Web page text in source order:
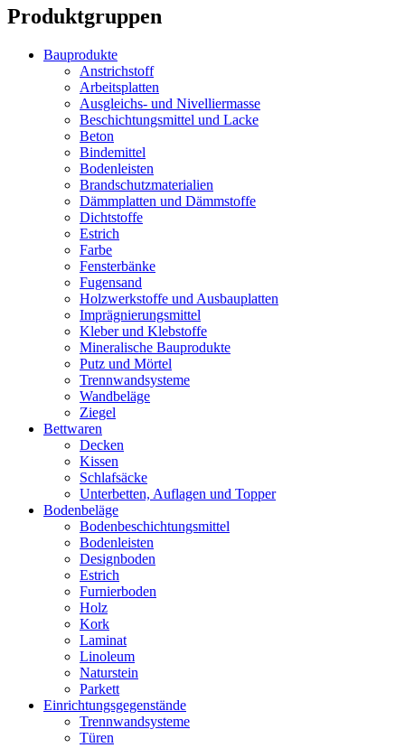
Produktgruppen
Bauprodukte
Anstrichstoff
Arbeitsplatten
Ausgleichs- und Nivelliermasse
Beschichtungsmittel und Lacke
Beton
Bindemittel
Bodenleisten
Brandschutzmaterialien
Dämmplatten und Dämmstoffe
Dichtstoffe
Estrich
Farbe
Fensterbänke
Fugensand
Holzwerkstoffe und Ausbauplatten
Imprägnierungsmittel
Kleber und Klebstoffe
Mineralische Bauprodukte
Putz und Mörtel
Trennwandsysteme
Wandbeläge
Ziegel
Bettwaren
Decken
Kissen
Schlafsäcke
Unterbetten, Auflagen und Topper
Bodenbeläge
Bodenbeschichtungsmittel
Bodenleisten
Designboden
Estrich
Furnierboden
Holz
Kork
Laminat
Linoleum
Naturstein
Parkett
Einrichtungsgegenstände
Trennwandsysteme
Türen